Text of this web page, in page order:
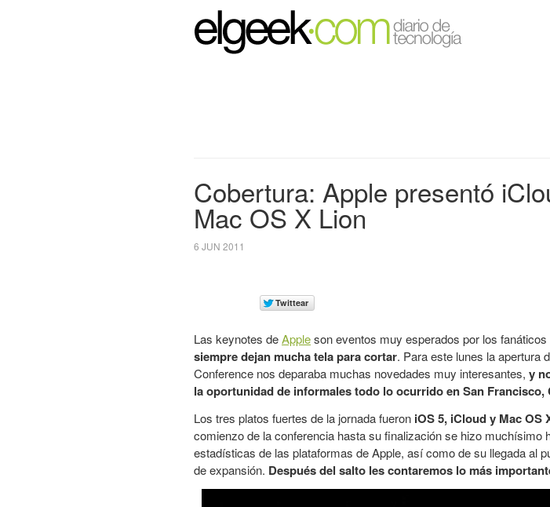
Cobertura: Apple presentó
Mac OS X Lion
6 JUN 2011
Las keynotes deAppleson eventos muy esperados por los
siempre dejan mucha tela para cortar. Para este lunes la apertura
Conference nos deparaba muchas novedades muy interesantes, y
la oportunidad de informales todo lo ocurrido en San Francisco,
Los tres platos fuertes de la jornada fueron iOS 5, iCloud y Mac OS
comienzo de la conferencia hasta su finalización se hizo muchísimo
estadísticas de las plataformas de Apple, así como de su llegada al
de expansión. Después del salto les contaremos lo más